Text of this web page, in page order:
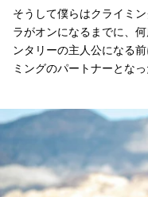
そうして僕らはクライミ
ラがオンになるまでに、
ンタリーの主人公になる
ミングのパートナーとなっ